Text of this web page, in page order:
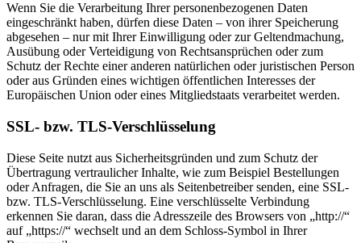
Wenn Sie die Verarbeitung Ihrer personenbezogenen Daten
eingeschränkt haben, dürfen diese Daten – von ihrer Speicherung
abgesehen – nur mit Ihrer Einwilligung oder zur Geltendmachung,
Ausübung oder Verteidigung von Rechtsansprüchen oder zum
Schutz der Rechte einer anderen natürlichen oder juristischen Person
oder aus Gründen eines wichtigen öffentlichen Interesses der
Europäischen Union oder eines Mitgliedstaats verarbeitet werden.
SSL- bzw. TLS-Verschlüsselung
Diese Seite nutzt aus Sicherheitsgründen und zum Schutz der
Übertragung vertraulicher Inhalte, wie zum Beispiel Bestellungen
oder Anfragen, die Sie an uns als Seitenbetreiber senden, eine SSL-
bzw. TLS-Verschlüsselung. Eine verschlüsselte Verbindung
erkennen Sie daran, dass die Adresszeile des Browsers von „http://“
auf „https://“ wechselt und an dem Schloss-Symbol in Ihrer